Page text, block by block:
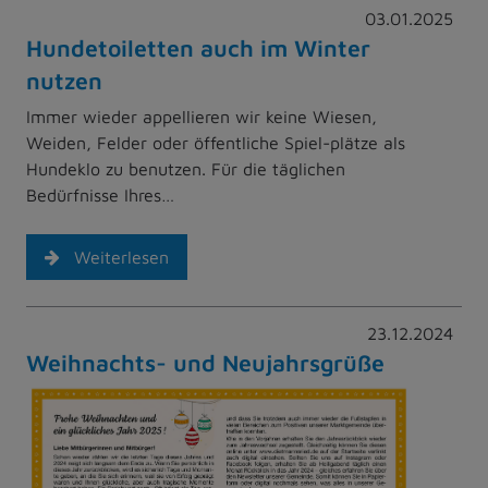
03.01.2025
Hundetoiletten auch im Winter
nutzen
Immer wieder appellieren wir keine Wiesen,
Weiden, Felder oder öffentliche Spiel-plätze als
Hundeklo zu benutzen. Für die täglichen
Bedürfnisse Ihres…
Weiterlesen
23.12.2024
Weihnachts- und Neujahrsgrüße